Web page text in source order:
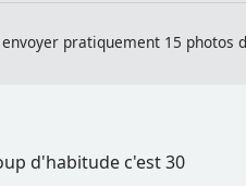
envoyer pratiquement 15
d'habitude c'est 30